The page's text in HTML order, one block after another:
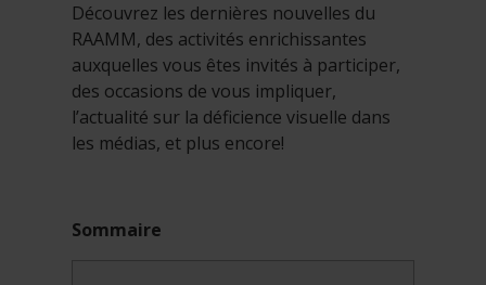
Découvrez les dernières nouvelles du
RAAMM, des activités enrichissantes
auxquelles vous êtes invités à participer,
des occasions de vous impliquer,
l’actualité sur la déficience visuelle dans
les médias, et plus encore!
Sommaire